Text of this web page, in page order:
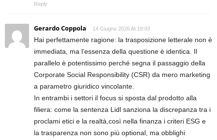
Reply
Gerardo Coppola 14 Giugno 2026 At 19:03
Hai perfettamente ragione: la trasposizione letterale non è
immediata, ma l’essenza della questione è identica. Il
parallelo è potentissimo perché segna il passaggio della
Corporate Social Responsibility (CSR) da mero marketing
a parametro giuridico vincolante.
In entrambi i settori il focus si sposta dal prodotto alla
filiera: come la sentenza Lidl sanziona la discrepanza tra i
proclami etici e la realtà,così nella finanza i criteri ESG e
la trasparenza non sono più optional, ma obblighi